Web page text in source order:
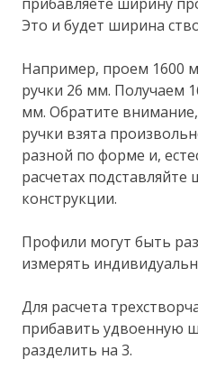
Это и будет ширина
Например, проем 1600
ручки 26 мм. Получаем
мм. Обратите
ручки взята
разной по форме и,
расчетах
конструкции.
Профили могут быть
измерять
Для расчета
прибавить удвоенную
разделить на 3.